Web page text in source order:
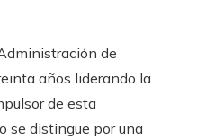
de
años liderando la
de esta
se distingue por una